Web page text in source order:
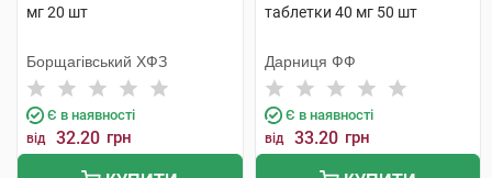
мг 20 шт
Борщагівський ХФЗ
Є в наявності
від 32.20 грн
таблетки 40 мг 50 шт
Дарниця ФФ
Є в наявності
від 33.20 грн